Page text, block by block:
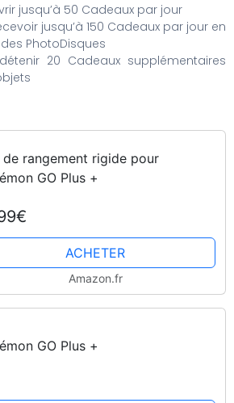
jusqu’à 50 Cadeaux par jour
jusqu’à 150 Cadeaux par jour en
PhotoDisques
20 Cadeaux supplémentaires
de rangement rigide pour
GO Plus +
ACHETER
Amazon.fr
GO Plus +